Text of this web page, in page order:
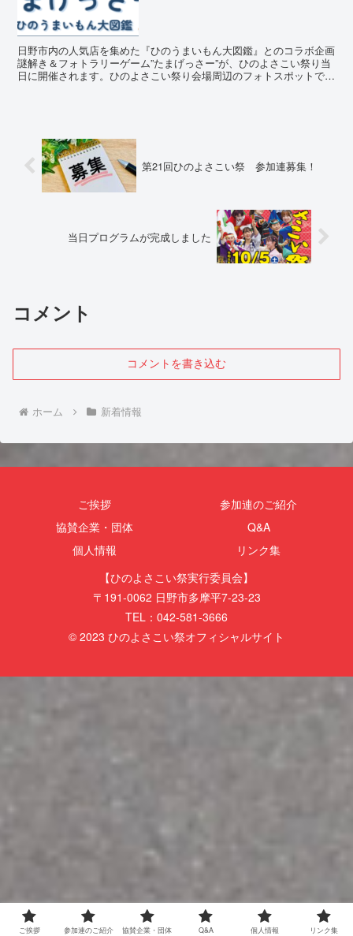
日野市内の人気店を集めた『ひのうまいもん大図鑑』とのコラボ企画
謎解き＆フォトラリーゲーム”たまげっさー”が、ひのよさこい祭り当
日に開催されます。ひのよさこい祭り会場周辺のフォトスポットで、
第21回ひのよさこい祭 参加連募集！
当日プログラムが完成しました
コメント
コメントを書き込む
ホーム 新着情報
ご挨拶
参加連のご紹介
協賛企業・団体
Q&A
個人情報
リンク集
【ひのよさこい祭実行委員会】
〒191-0062 日野市多摩平7-23-23
TEL：042-581-3666
© 2023 ひのよさこい祭オフィシャルサイト
ご挨拶 参加連のご紹介 協賛企業・団体 Q&A 個人情報 リンク集